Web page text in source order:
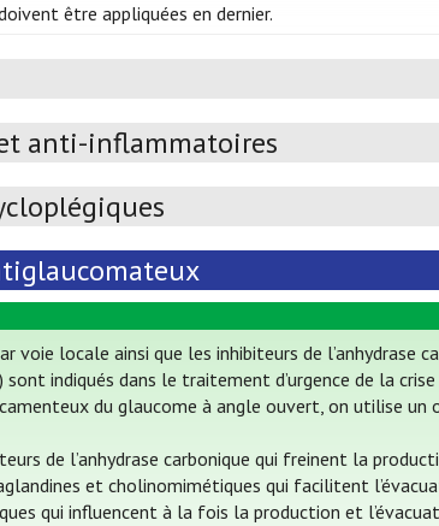
être appliquées en dernier.
anti-inflammatoires
voie locale ainsi que les inhibiteurs de l’anhydrase
sont indiqués dans le traitement d’urgence de la
du glaucome à angle ouvert, on utilise un
de l’anhydrase carbonique qui freinent la
et cholinomimétiques qui facilitent
qui influencent à la fois la production et